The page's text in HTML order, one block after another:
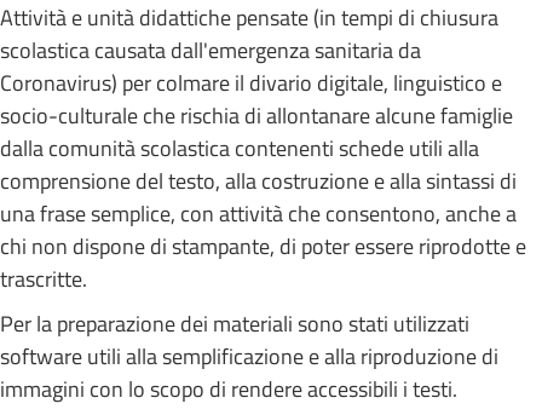
Attività e unità didattiche pensate (in tempi di chiusura
scolastica causata dall'emergenza sanitaria da
Coronavirus) per colmare il divario digitale, linguistico e
socio-culturale che rischia di allontanare alcune famiglie
dalla comunità scolastica contenenti schede utili alla
comprensione del testo, alla costruzione e alla sintassi di
una frase semplice, con attività che consentono, anche a
chi non dispone di stampante, di poter essere riprodotte e
trascritte.
Per la preparazione dei materiali sono stati utilizzati
software utili alla semplificazione e alla riproduzione di
immagini con lo scopo di rendere accessibili i testi.